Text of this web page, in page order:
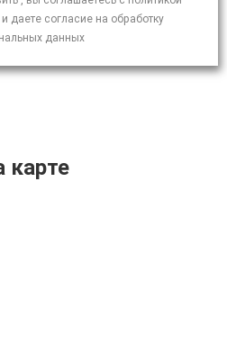
даете согласие на обработку
данных
карте